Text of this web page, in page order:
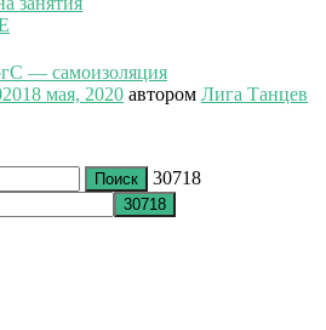
С — самоизоляция
18 мая, 2020 автором Лига Танцев
30718